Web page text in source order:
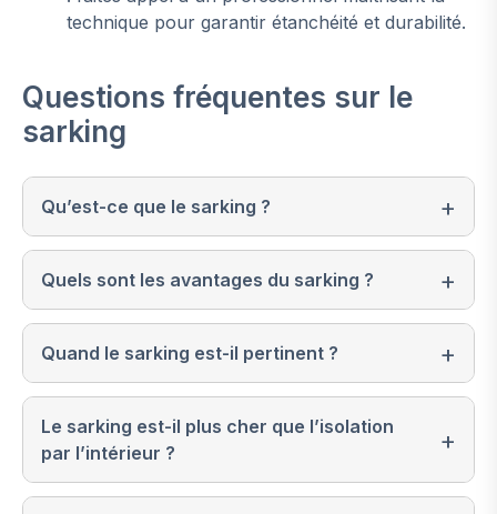
technique pour garantir étanchéité et durabilité.
Questions fréquentes sur le
sarking
Qu’est-ce que le sarking ?
Quels sont les avantages du sarking ?
Quand le sarking est-il pertinent ?
Le sarking est-il plus cher que l’isolation
par l’intérieur ?